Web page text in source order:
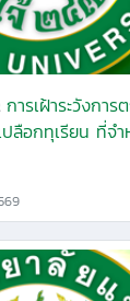
การเฝ้าระวังการ
ลือกทุเรียน ที่จำ